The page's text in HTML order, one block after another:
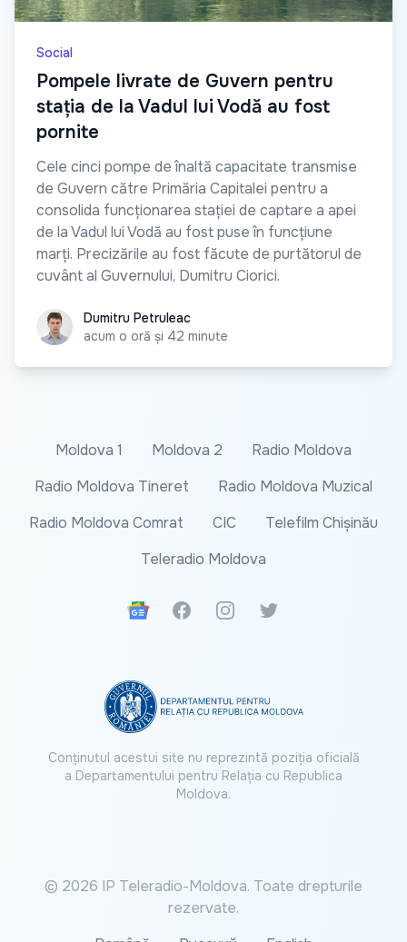
Social
Pompele livrate de Guvern pentru
stația de la Vadul lui Vodă au fost
pornite
Cele cinci pompe de înaltă capacitate transmise
de Guvern către Primăria Capitalei pentru a
consolida funcționarea stației de captare a apei
de la Vadul lui Vodă au fost puse în funcțiune
marți. Precizările au fost făcute de purtătorul de
cuvânt al Guvernului, Dumitru Ciorici.
Dumitru Petruleac
Dumitru Petruleac
acum o oră și 42 minute
Moldova 1 Moldova 2
Radio Moldova
Radio Moldova Tineret
Radio Moldova Muzical
Radio Moldova Comrat
CIC
Telefilm Chișinău
Teleradio Moldova
Google News
FacebookInstagramTwitter
Conținutul acestui site nu reprezintă poziția oficială
a Departamentului pentru Relația cu Republica
Moldova.
© 2026 IP Teleradio-Moldova. Toate drepturile
rezervate.